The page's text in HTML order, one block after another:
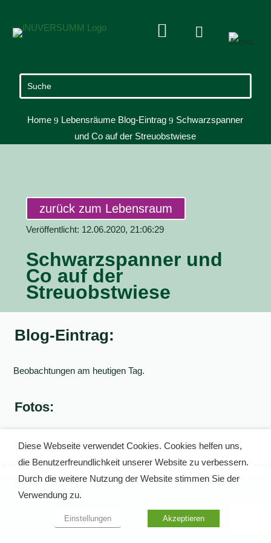
 
Home 9 Lebensräume Blog-Eintrag 9 Schwarzspanner
und Co auf der Streuobstwiese
zurück zum Lebensraum
Veröffentlicht: 12.06.2020, 21:06:29
Schwarzspanner und
Co auf der
Streuobstwiese
Blog-Eintrag:
Beobachtungen am heutigen Tag.
Fotos:
©
Diese Webseite verwendet Cookies. Cookies helfen uns,
die Benutzerfreundlichkeit unserer Website zu verbessern.
Durch die weitere Nutzung der Website stimmen Sie der
Verwendung zu.
Einstellungen Akzeptieren